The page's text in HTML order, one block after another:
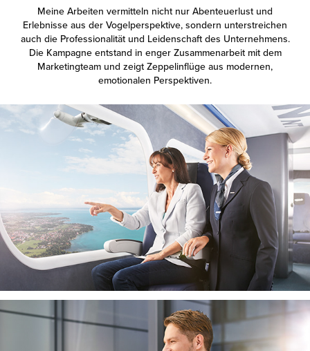
Meine Arbeiten vermitteln nicht nur Abenteuerlust und
Erlebnisse aus der Vogelperspektive, sondern unterstreichen
auch die Professionalität und Leidenschaft des Unternehmens.
Die Kampagne entstand in enger Zusammenarbeit mit dem
Marketingteam und zeigt Zeppelinflüge aus modernen,
emotionalen Perspektiven.